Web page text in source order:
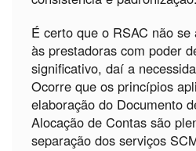
É certo que o RSAC não
às prestadoras com poder
significativo, daí a
Ocorre que os princípios
elaboração do Documento
Alocação de Contas são
separação dos serviços